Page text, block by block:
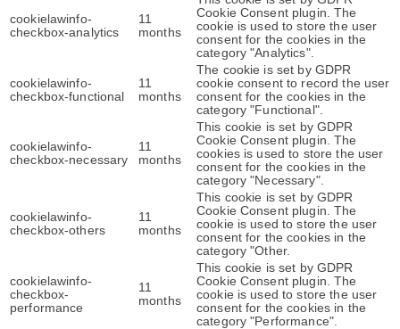
cookielawinfo-
checkbox-analytics
11
months
Cookie Consent plugin. The
cookie is used to store the user
consent for the cookies in the
category "Analytics".
cookielawinfo-
checkbox-functional
11
months
The cookie is set by GDPR
cookie consent to record the user
consent for the cookies in the
category "Functional".
cookielawinfo-
checkbox-necessary
11
months
This cookie is set by GDPR
Cookie Consent plugin. The
cookies is used to store the user
consent for the cookies in the
category "Necessary".
cookielawinfo-
checkbox-others
11
months
This cookie is set by GDPR
Cookie Consent plugin. The
cookie is used to store the user
consent for the cookies in the
category "Other.
cookielawinfo-
checkbox-
performance
11
months
This cookie is set by GDPR
Cookie Consent plugin. The
cookie is used to store the user
consent for the cookies in the
category "Performance".